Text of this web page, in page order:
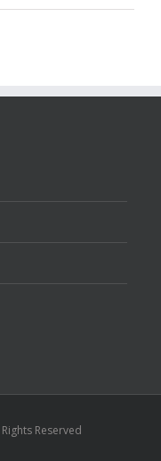
Reserved